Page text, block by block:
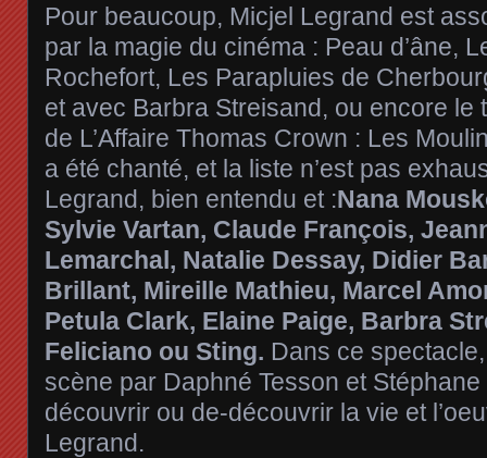
Pour beaucoup, Micjel Legrand est
par la magie du cinéma : Peau d’âne,
Rochefort, Les Parapluies de
et avec Barbra Streisand, ou encore le
de L’Affaire Thomas Crown : Les
a été chanté, et la liste n’est pas
Legrand, bien entendu et :Nana
Sylvie Vartan, Claude François,
Lemarchal, Natalie Dessay, Didier
Brillant, Mireille Mathieu, Marcel
Petula Clark, Elaine Paige, Barbra
Feliciano ou Sting. Dans ce
scène par Daphné Tesson et
découvrir ou de-découvrir la vie et
Legrand.